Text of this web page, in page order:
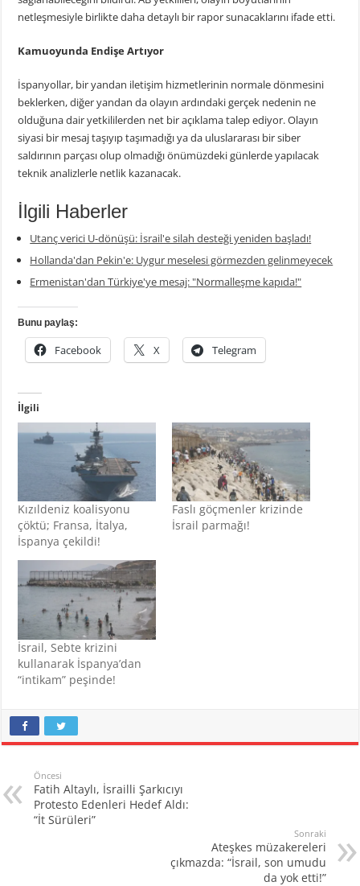
netleşmesiyle birlikte daha detaylı bir rapor sunacaklarını ifade etti.
Kamuoyunda Endişe Artıyor
İspanyollar, bir yandan iletişim hizmetlerinin normale dönmesini
beklerken, diğer yandan da olayın ardındaki gerçek nedenin ne
olduğuna dair yetkililerden net bir açıklama talep ediyor. Olayın
siyasi bir mesaj taşıyıp taşımadığı ya da uluslararası bir siber
saldırının parçası olup olmadığı önümüzdeki günlerde yapılacak
teknik analizlerle netlik kazanacak.
İlgili Haberler
Utanç verici U-dönüşü: İsrail'e silah desteği yeniden başladı!
Hollanda'dan Pekin'e: Uygur meselesi görmezden gelinmeyecek
Ermenistan'dan Türkiye'ye mesaj: "Normalleşme kapıda!"
Bunu paylaş:
Facebook X Telegram
İlgili
Kızıldeniz koalisyonu
çöktü; Fransa, İtalya,
İspanya çekildi!
Faslı göçmenler krizinde
İsrail parmağı!
İsrail, Sebte krizini
kullanarak İspanya’dan
“intikam” peşinde!
Öncesi
Fatih Altaylı, İsrailli Şarkıcıyı
Protesto Edenleri Hedef Aldı:
“İt Sürüleri”
Sonraki
Ateşkes müzakereleri
çıkmazda: “İsrail, son umudu
da yok etti!”